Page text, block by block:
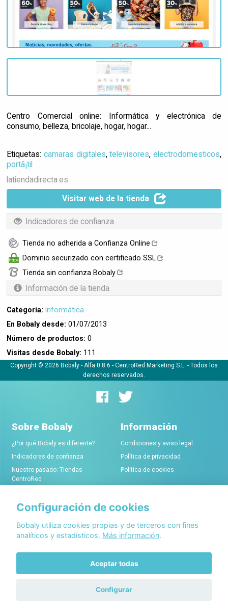
Centro Comercial online: Informática y electrónica de
consumo, belleza, bricolaje, hogar, hogar...
Etiquetas: camaras digitales,televisores, electrodomesticos,
portã¡til
latiendadirecta.es
Visitar web de la tienda
Indicadores de confianza
Tienda no adherida a Confianza Online
Dominio securizado con certificado SSL
Tienda sin confianza Bobaly
Información de la tienda
Categoría: Informática
En Bobaly desde: 01/07/2013
Número de productos: 0
Visitas desde Bobaly: 111
Copyright © 2026 Bobaly - Alfa 0.8.6 - CentroRed Marketing S.L. - Todos los
derechos reservados.
Sobre Bobaly
¿Por qué Bobaly es diferente?
Indicadores de confianza
Nuestro pasado: Tiendas
CentroRed
Información
Condiciones y aviso legal
Política de privacidad
Política de cookies
Comerciantes
Alta de tiendas online
Condiciones de alta
Conócenos
Acerca de Bobaly Partners
Partner eCommerce
Configuración de cookies
Bobaly utiliza cookies propias y de terceros con fines
analíticos y estadísticos. Más información.
Aceptar todas
Configurar